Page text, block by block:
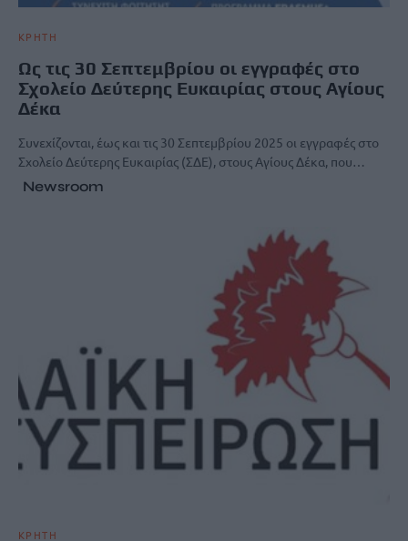
ΚΡΗΤΗ
Ως τις 30 Σεπτεμβρίου οι εγγραφές στο
Σχολείο Δεύτερης Ευκαιρίας στους Αγίους
Δέκα
Συνεχίζονται, έως και τις 30 Σεπτεμβρίου 2025 οι εγγραφές στο
Σχολείο Δεύτερης Ευκαιρίας (ΣΔΕ), στους Αγίους Δέκα, που…
Newsroom
ΚΡΗΤΗ